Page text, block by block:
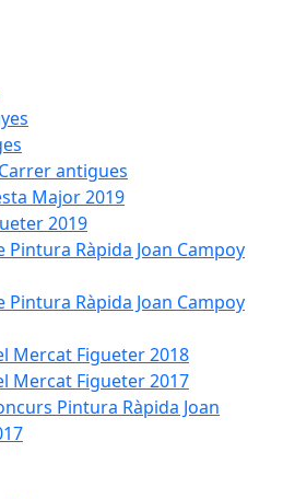
antigues
Major 2019
2019
Pintura Ràpida Joan Campoy
Pintura Ràpida Joan Campoy
Mercat Figueter 2018
Mercat Figueter 2017
Pintura Ràpida Joan